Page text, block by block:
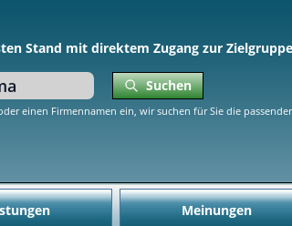
Stand mit direktem Zugang zur Zielgruppe
Suchen
einen Firmennamen ein, wir suchen für Sie die
Meinungen